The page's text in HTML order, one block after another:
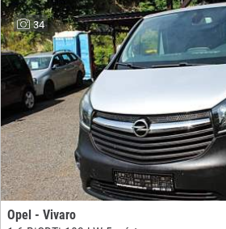
34
Opel - Vivaro